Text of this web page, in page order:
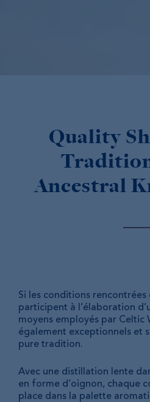
Quality
Ancestral
Si les conditions rencontrées
participent à l’élaboration
moyens employés par Celtic
également exceptionnels et
pure tradition.
Avec une distillation lente
en forme d’oignon, chaque
place dans la palette